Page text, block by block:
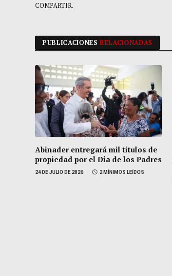
COMPARTIR.
PUBLICACIONESRELACIONADAS
Abinader entregará mil títulos de
propiedad por el Día de los Padres
24 DE JULIO DE 2026 2 MÍNIMOS LEÍDOS